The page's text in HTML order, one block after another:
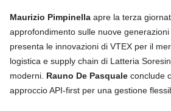
Maurizio Pimpinellaapre la terza
approfondimento sulle nuove
presenta le innovazioni di VTEX per il
logistica e supply chain di Latteria
moderni. Rauno De Pasquale conclude
approccio API-first per una gestione